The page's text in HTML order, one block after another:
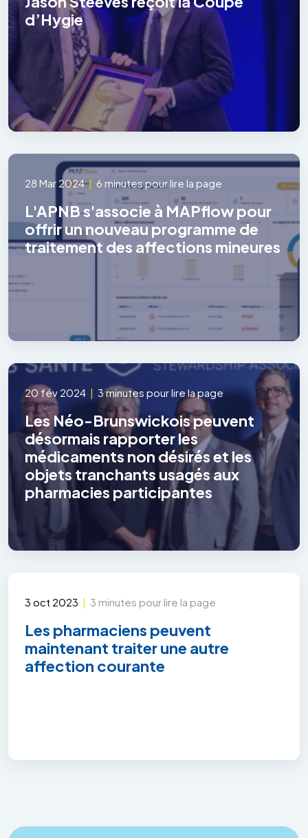
d’Hygie
28 Mar 2024| 6 minutes pour lire la page
L'APNB s'associe à MAPflow pour
offrir un nouveau programme de
traitement des affections mineures
20 fév 2024 | 3 minutes pour lire la page
Les Néo-Brunswickois peuvent
désormais rapporter les
médicaments non désirés et les
objets tranchants usagés aux
pharmacies participantes
3 oct 2023 | 3 minutes pour lire la page
Les pharmaciens peuvent
maintenant traiter une autre
affection courante